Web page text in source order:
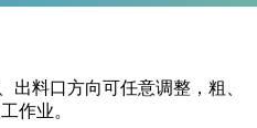
出料口方向可任意调整，粗、
作业。